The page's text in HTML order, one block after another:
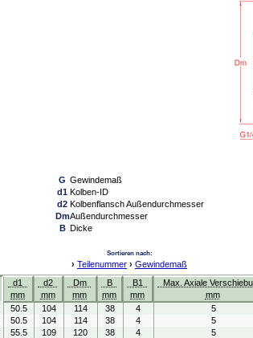
G Gewindemaß
d1 Kolben-ID
d2 Kolbenflansch Außendurchmesser
DmAußendurchmesser
B Dicke
Sortieren nach:
› Teilenummer › Gewindemaß
d1
mm
d2
mm
Dm
mm
B
mm
B1
mm
Max. Axiale
mm
50.5 104 114 38 4 5
50.5 104 114 38 4 5
55.5 109 120 38 4 5